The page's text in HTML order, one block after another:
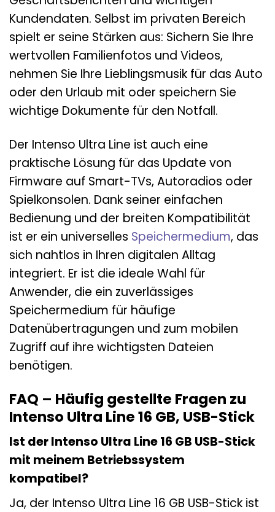
Kundendaten. Selbst im privaten Bereich
spielt er seine Stärken aus: Sichern Sie Ihre
wertvollen Familienfotos und Videos,
nehmen Sie Ihre Lieblingsmusik für das Auto
oder den Urlaub mit oder speichern Sie
wichtige Dokumente für den Notfall.
Der Intenso Ultra Line ist auch eine
praktische Lösung für das Update von
Firmware auf Smart-TVs, Autoradios oder
Spielkonsolen. Dank seiner einfachen
Bedienung und der breiten Kompatibilität
ist er ein universelles Speichermedium, das
sich nahtlos in Ihren digitalen Alltag
integriert. Er ist die ideale Wahl für
Anwender, die ein zuverlässiges
Speichermedium für häufige
Datenübertragungen und zum mobilen
Zugriff auf ihre wichtigsten Dateien
benötigen.
FAQ – Häufig gestellte Fragen zu
Intenso Ultra Line 16 GB, USB-Stick
Ist der Intenso Ultra Line 16 GB USB-Stick
mit meinem Betriebssystem
kompatibel?
Ja, der Intenso Ultra Line 16 GB USB-Stick ist